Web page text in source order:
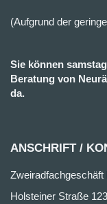
(Aufgrund der
Sie können
Beratung von
da.
ANSCHRIFT /
Zweiradfachgeschäft
Holsteiner Straße 123